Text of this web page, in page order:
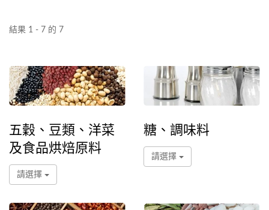
結果 1 - 7 的 7
五穀、豆類、洋菜
及食品烘焙原料
請選擇
糖、調味料
請選擇